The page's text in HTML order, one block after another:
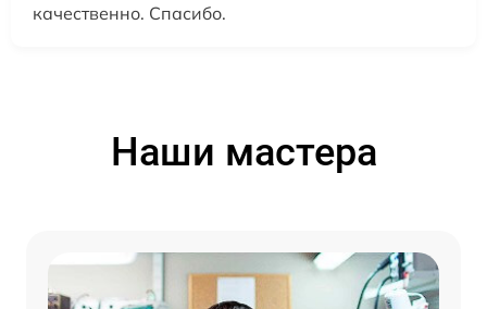
качественно. Спасибо.
Наши мастера